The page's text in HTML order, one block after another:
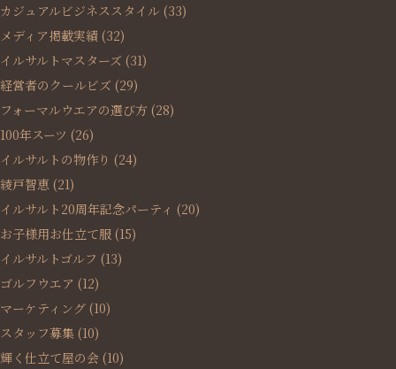
カジュアルビジネススタイル (33)
メディア掲載実績 (32)
イルサルトマスターズ (31)
経営者のクールビズ (29)
フォーマルウエアの選び方 (28)
100年スーツ (26)
イルサルトの物作り (24)
綾戸智恵 (21)
イルサルト20周年記念パーティ (20)
お子様用お仕立て服 (15)
イルサルトゴルフ (13)
ゴルフウエア (12)
マーケティング (10)
スタッフ募集 (10)
輝く仕立て屋の会 (10)